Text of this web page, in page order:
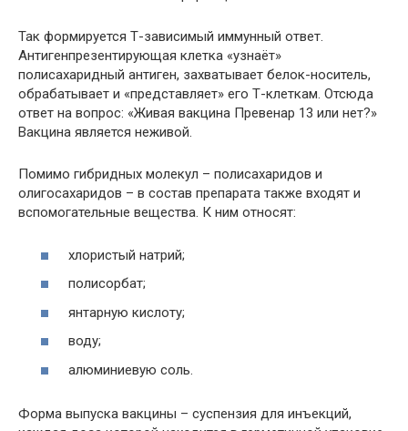
Так формируется Т-зависимый иммунный ответ.
Антигенпрезентирующая клетка «узнаёт»
полисахаридный антиген, захватывает белок-носитель,
обрабатывает и «представляет» его Т-клеткам. Отсюда
ответ на вопрос: «Живая вакцина Превенар 13 или нет?»
Вакцина является неживой.
Помимо гибридных молекул – полисахаридов и
олигосахаридов – в состав препарата также входят и
вспомогательные вещества. К ним относят:
хлористый натрий;
полисорбат;
янтарную кислоту;
воду;
алюминиевую соль.
Форма выпуска вакцины – суспензия для инъекций,